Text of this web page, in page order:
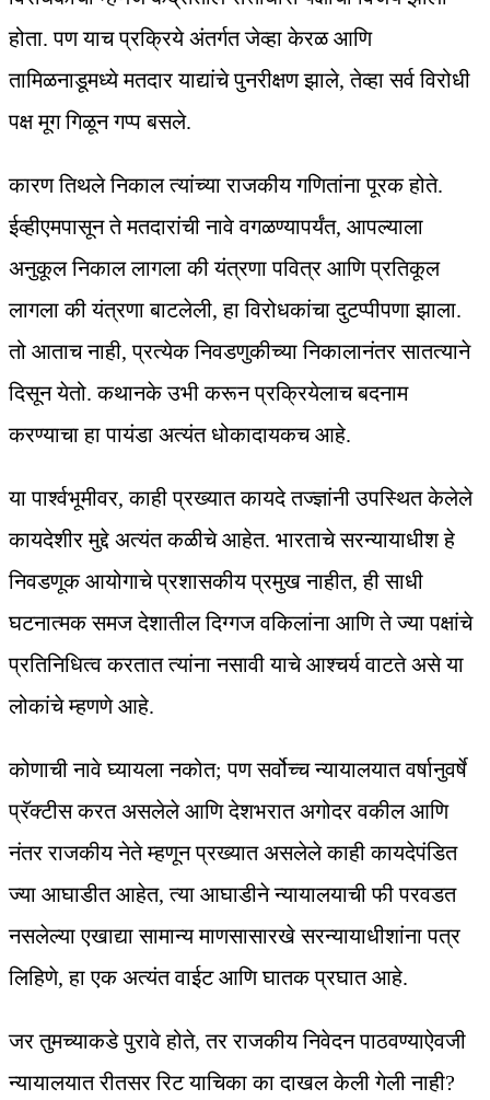
होता. पण याच प्रक्रिये अंतर्गत जेव्हा केरळ आणि
तामिळनाडूमध्ये मतदार याद्यांचे पुनरीक्षण झाले, तेव्हा सर्व विरोधी
पक्ष मूग गिळून गप्प बसले.
कारण तिथले निकाल त्यांच्या राजकीय गणितांना पूरक होते.
ईव्हीएमपासून ते मतदारांची नावे वगळण्यापर्यंत, आपल्याला
अनुकूल निकाल लागला की यंत्रणा पवित्र आणि प्रतिकूल
लागला की यंत्रणा बाटलेली, हा विरोधकांचा दुटप्पीपणा झाला.
तो आताच नाही, प्रत्येक निवडणुकीच्या निकालानंतर सातत्याने
दिसून येतो. कथानके उभी करून प्रक्रियेलाच बदनाम
करण्याचा हा पायंडा अत्यंत धोकादायकच आहे.
या पार्श्वभूमीवर, काही प्रख्यात कायदे तज्ज्ञांनी उपस्थित केलेले
कायदेशीर मुद्दे अत्यंत कळीचे आहेत. भारताचे सरन्यायाधीश हे
निवडणूक आयोगाचे प्रशासकीय प्रमुख नाहीत, ही साधी
घटनात्मक समज देशातील दिग्गज वकिलांना आणि ते ज्या पक्षांचे
प्रतिनिधित्व करतात त्यांना नसावी याचे आश्चर्य वाटते असे या
लोकांचे म्हणणे आहे.
कोणाची नावे घ्यायला नकोत; पण सर्वोच्च न्यायालयात वर्षानुवर्षे
प्रॅक्टीस करत असलेले आणि देशभरात अगोदर वकील आणि
नंतर राजकीय नेते म्हणून प्रख्यात असलेले काही कायदेपंडित
ज्या आघाडीत आहेत, त्या आघाडीने न्यायालयाची फी परवडत
नसलेल्या एखाद्या सामान्य माणसासारखे सरन्यायाधीशांना पत्र
लिहिणे, हा एक अत्यंत वाईट आणि घातक प्रघात आहे.
जर तुमच्याकडे पुरावे होते, तर राजकीय निवेदन पाठवण्याऐवजी
न्यायालयात रीतसर रिट याचिका का दाखल केली गेली नाही?